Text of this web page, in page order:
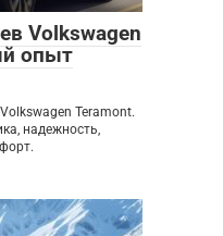
Volkswagen
опыт
Teramont.
надежность,